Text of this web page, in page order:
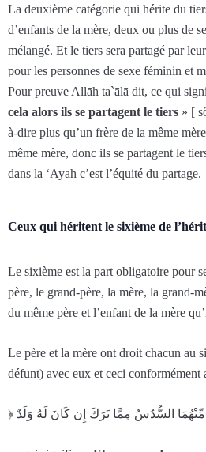
La deuxième catégorie qui hérite du
d’enfants de la mère, deux ou plus de
mélangé. Et le tiers sera partagé par
pour les personnes de sexe féminin et
Pour preuve Allāh ta`ālā dit, ce qui
cela alors ils se partagent le tiers » [
à-dire plus qu’un frère de la même
même mère, donc ils se partagent le
dans la ‘Ayah c’est l’équité du partage.
Ceux qui héritent le sixième de
Le sixième est la part obligatoire pour
père, le grand-père, la mère, la grand-
du même père et l’enfant de la mère
Le père et la mère ont droit chacun au
défunt) avec eux et ceci conformément